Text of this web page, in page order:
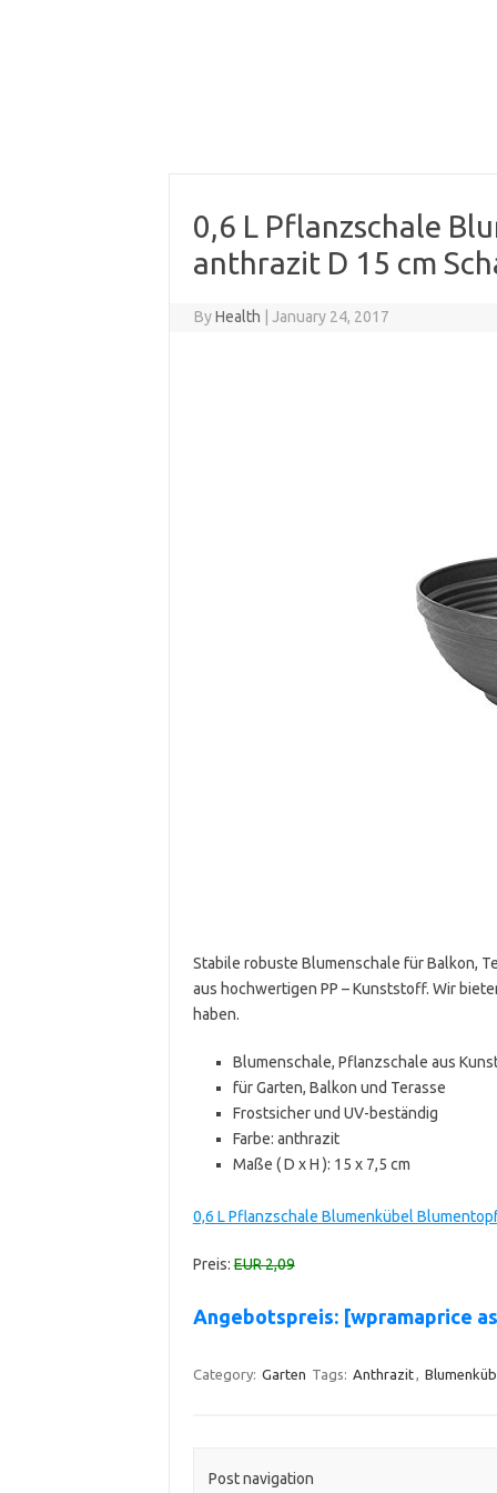
0,6 L Pflanzschale
anthrazit D 15 cm
ByHealth January 24, 2017
Stabile robuste Blumenschale für Balkon,
aus hochwertigen PP – Kunststoff. Wir
haben.
Blumenschale, Pflanzschale aus
für Garten, Balkon und Terasse
Frostsicher und UV-beständig
Farbe: anthrazit
Maße ( D x H ): 15 x 7,5 cm
0,6 L Pflanzschale Blumenkübel
Preis:EUR 2,09
Angebotspreis: [wpramaprice
Category: Garten Tags: Anthrazit,
Post navigation